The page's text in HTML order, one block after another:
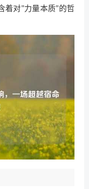
着对"力量本质"的哲